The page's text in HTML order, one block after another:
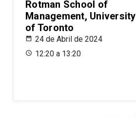
Rotman School of
Management, University
of Toronto
24 de Abril de 2024
12:20 a 13:20